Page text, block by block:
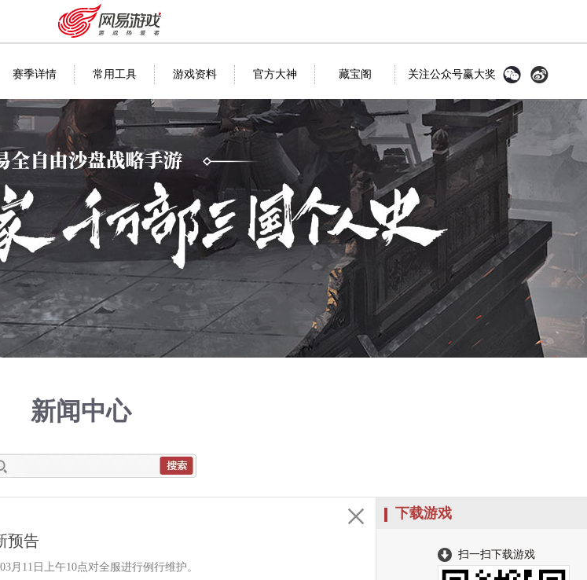
安卓充值 客服中心
赛季详情 常用工具 游戏资料 官方大神 藏宝阁 关注公众号赢大奖
新闻中心
预告
月11日上午10点对全服进行例行维护。
下载游戏
扫一扫下载游戏